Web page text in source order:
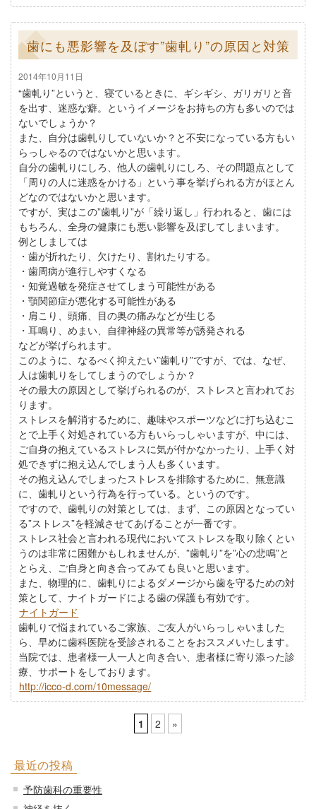
歯にも悪影響を及ぼす”歯軋り”の原因と対策
2014年10月11日
“歯軋り”というと、寝ているときに、ギシギシ、ガリガリと音
を出す、迷惑な癖。というイメージをお持ちの方も多いのでは
ないでしょうか？
また、自分は歯軋りしていないか？と不安になっている方もい
らっしゃるのではないかと思います。
自分の歯軋りにしろ、他人の歯軋りにしろ、その問題点として
「周りの人に迷惑をかける」という事を挙げられる方がほとん
どなのではないかと思います。
ですが、実はこの”歯軋り”が「繰り返し」行われると、歯には
もちろん、全身の健康にも悪い影響を及ぼしてしまいます。
例としましては
・歯が折れたり、欠けたり、割れたりする。
・歯周病が進行しやすくなる
・知覚過敏を発症させてしまう可能性がある
・顎関節症が悪化する可能性がある
・肩こり、頭痛、目の奥の痛みなどが生じる
・耳鳴り、めまい、自律神経の異常等が誘発される
などが挙げられます。
このように、なるべく抑えたい”歯軋り”ですが、では、なぜ、
人は歯軋りをしてしまうのでしょうか？
その最大の原因として挙げられるのが、ストレスと言われてお
ります。
ストレスを解消するために、趣味やスポーツなどに打ち込むこ
とで上手く対処されている方もいらっしゃいますが、中には、
ご自身の抱えているストレスに気が付かなかったり、上手く対
処できずに抱え込んでしまう人も多くいます。
その抱え込んでしまったストレスを排除するために、無意識
に、歯軋りという行為を行っている。というのです。
ですので、歯軋りの対策としては、まず、この原因となってい
る”ストレス”を軽減させてあげることが一番です。
ストレス社会と言われる現代においてストレスを取り除くとい
うのは非常に困難かもしれませんが、”歯軋り”を”心の悲鳴”と
とらえ、ご自身と向き合ってみても良いと思います。
また、物理的に、歯軋りによるダメージから歯を守るための対
策として、ナイトガードによる歯の保護も有効です。
ナイトガード
歯軋りで悩まれているご家族、ご友人がいらっしゃいました
ら、早めに歯科医院を受診されることをおススメいたします。
当院では、患者様一人一人と向き合い、患者様に寄り添った診
療、サポートをしております。
http://icco-d.com/10message/
1 2 »
最近の投稿
予防歯科の重要性